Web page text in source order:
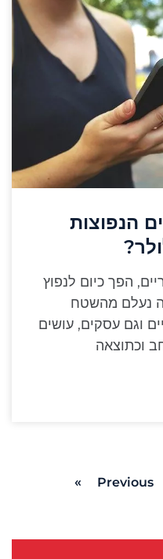
הנפוצות
הפך כיום לנפוץ
נעלם מהשטח
וגם עסקים, עושים
וכתוצאה